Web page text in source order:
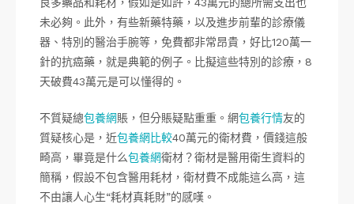
未必夠。此外，有些新藥特藥，以及進步前輩的診療儀
器、特別的醫治手腕等，免費都非常昂貴，好比120萬一
針的抗癌藥，就是典範的例子。比擬這些特別的診療，8
天破費43萬元是可以懂得的。
不質疑總包養網賬，但分賬疑點重重。網包養行情友的
質疑核心是，近包養網比較40萬元的衛材費，價錢這般
畸高，畢竟是什么包養網衛材？衛材是醫用衛生資料的
簡稱，假設不包含醫用耗材，衛材費不成能這么高，這
不由讓人心生“耗材真耗財”的感嘆。